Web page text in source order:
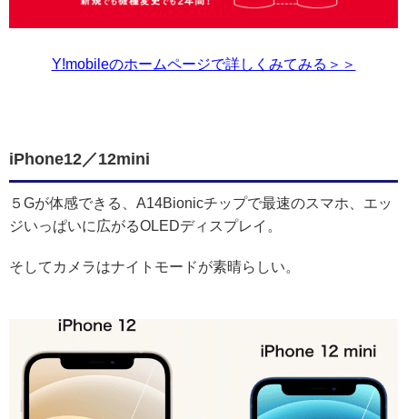
Y!mobileのホームページで詳しくみてみる＞＞
iPhone12／12mini
５Gが体感できる、A14Bionicチップで最速のスマホ、エッ
ジいっぱいに広がるOLEDディスプレイ。
そしてカメラはナイトモードが素晴らしい。